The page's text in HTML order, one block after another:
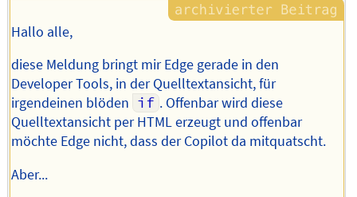
Hallo alle,
diese Meldung bringt mir Edge gerade in den
Developer Tools, in der Quelltextansicht, für
irgendeinen blöden if . Offenbar wird diese
Quelltextansicht per HTML erzeugt und offenbar
möchte Edge nicht, dass der Copilot da mitquatscht.
Aber...